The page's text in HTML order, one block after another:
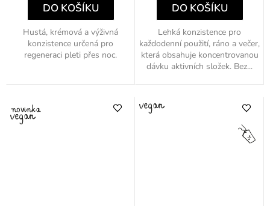
DO KOŠÍKU
Hustá, krémová a výživná
konzistence určená pro
regeneraci pleti přes noc.
DO KOŠÍKU
Lehká konzistence pro
každodenní použití, ráno a večer,
která obsahuje koncentrovanou
dávku aktivních složek. Bez...